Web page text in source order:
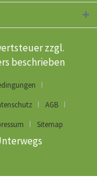
zzgl.
beschrieben
AGB
Sitemap